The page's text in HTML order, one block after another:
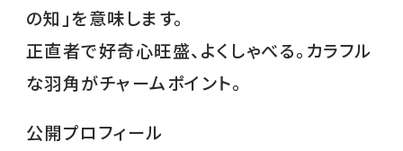
の知」を意味します。
正直者で好奇心旺盛、よくしゃべる。カラフル
な羽角がチャームポイント。
公開プロフィール